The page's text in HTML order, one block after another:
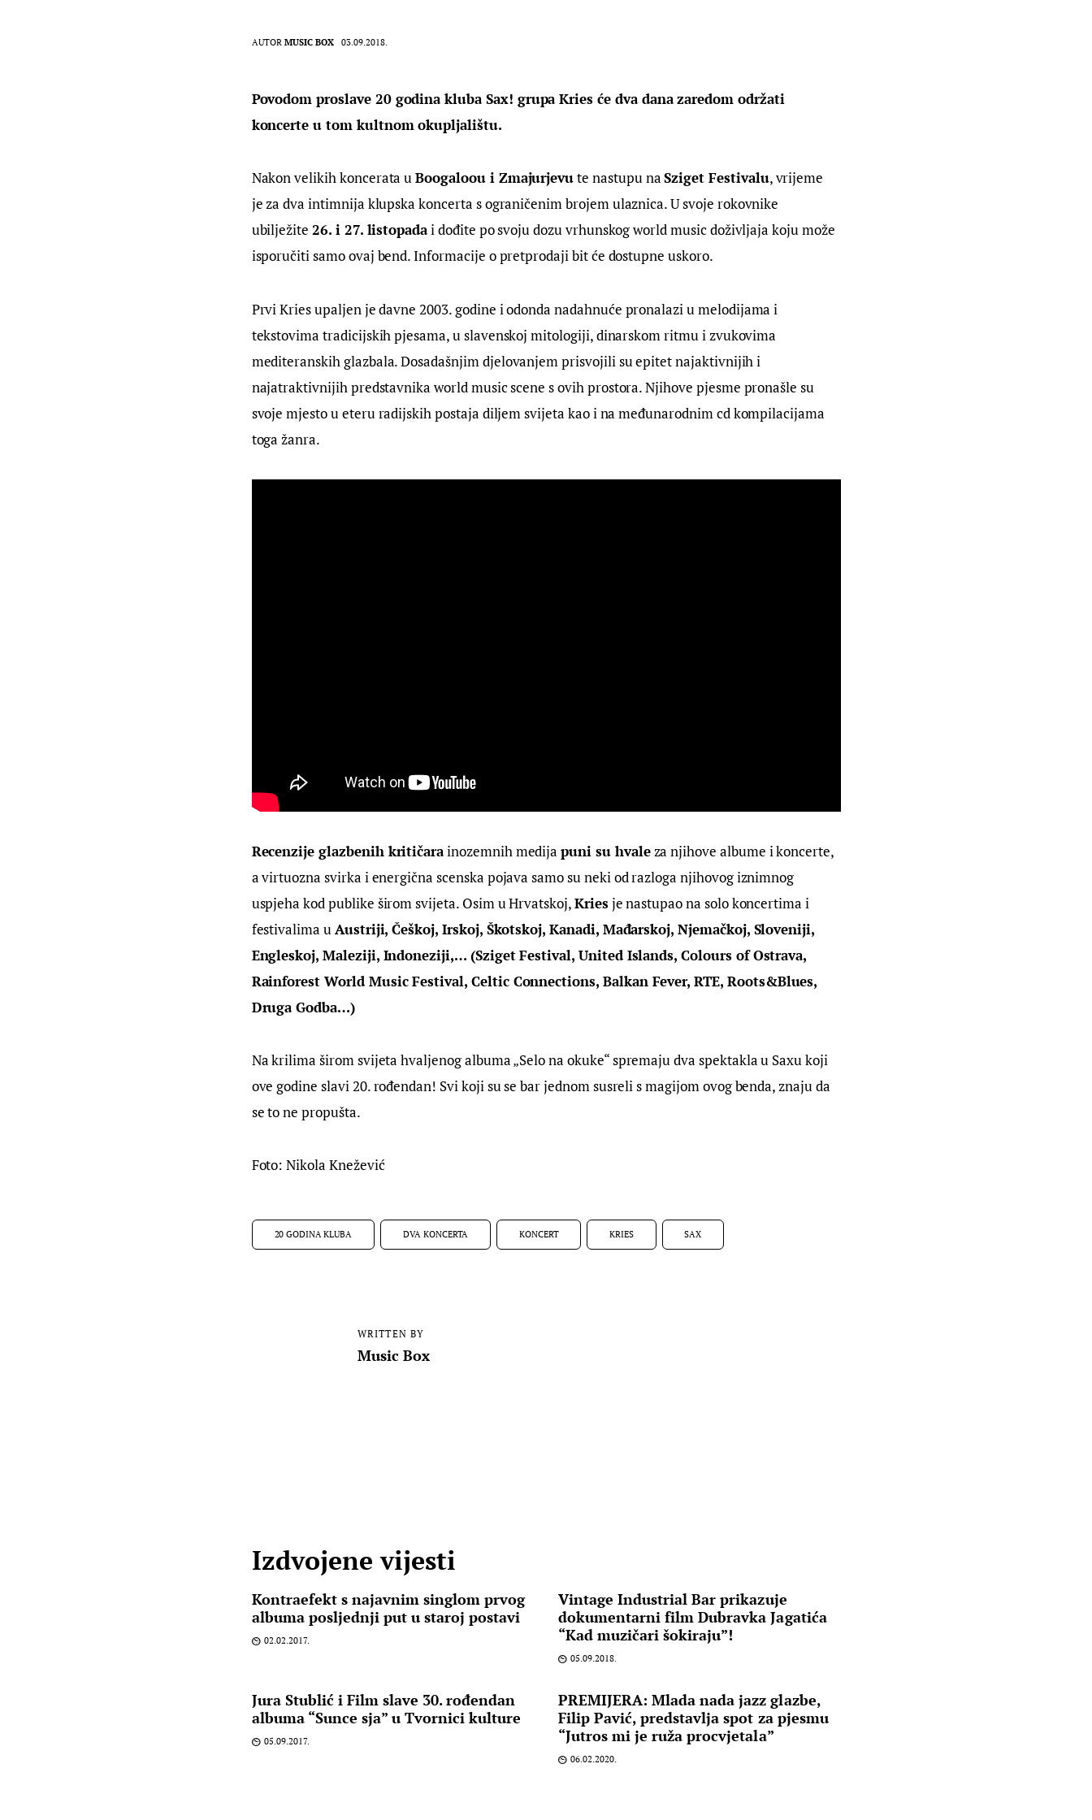
AUTOR MUSIC BOX 03.09.2018.
Povodom proslave 20 godina kluba Sax! grupa Kries će dva dana zaredom održati
koncerte u tom kultnom okupljalištu.
Nakon velikih koncerata u Boogaloou i Zmajurjevu te nastupu na Sziget Festivalu, vrijeme
je za dva intimnija klupska koncerta s ograničenim brojem ulaznica. U svoje rokovnike
ubilježite 26. i 27. listopada i dođite po svoju dozu vrhunskog world music doživljaja koju može
isporučiti samo ovaj bend. Informacije o pretprodaji bit će dostupne uskoro.
Prvi Kries upaljen je davne 2003. godine i odonda nadahnuće pronalazi u melodijama i
tekstovima tradicijskih pjesama, u slavenskoj mitologiji, dinarskom ritmu i zvukovima
mediteranskih glazbala. Dosadašnjim djelovanjem prisvojili su epitet najaktivnijih i
najatraktivnijih predstavnika world music scene s ovih prostora. Njihove pjesme pronašle su
svoje mjesto u eteru radijskih postaja diljem svijeta kao i na međunarodnim cd kompilacijama
toga žanra.
Recenzije glazbenih kritičara inozemnih medija puni su hvale za njihove albume i koncerte,
a virtuozna svirka i energična scenska pojava samo su neki od razloga njihovog iznimnog
uspjeha kod publike širom svijeta. Osim u Hrvatskoj, Kries je nastupao na solo koncertima i
festivalima u Austriji, Češkoj, Irskoj, Škotskoj, Kanadi, Mađarskoj, Njemačkoj, Sloveniji,
Engleskoj, Maleziji, Indoneziji,… (Sziget Festival, United Islands, Colours of Ostrava,
Rainforest World Music Festival, Celtic Connections, Balkan Fever, RTE, Roots&Blues,
Druga Godba…)
Na krilima širom svijeta hvaljenog albuma „Selo na okuke“ spremaju dva spektakla u Saxu koji
ove godine slavi 20. rođendan! Svi koji su se bar jednom susreli s magijom ovog benda, znaju da
se to ne propušta.
Foto: Nikola Knežević
20 GODINA KLUBA DVA KONCERTA KONCERT KRIES SAX
WRITTEN BY
Music Box
Izdvojene vijesti
Kontraefekt s najavnim singlom prvog
albuma posljednji put u staroj postavi
02.02.2017.
Vintage Industrial Bar prikazuje
dokumentarni film Dubravka Jagatića
“Kad muzičari šokiraju”!
05.09.2018.
Jura Stublić i Film slave 30. rođendan
albuma “Sunce sja” u Tvornici kulture
05.09.2017.
PREMIJERA: Mlada nada jazz glazbe,
Filip Pavić, predstavlja spot za pjesmu
“Jutros mi je ruža procvjetala”
06.02.2020.